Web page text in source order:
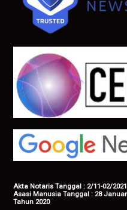
Akta Notaris Tanggal : 2/11-02/
Asasi Manusia Tanggal : 28
Tahun 2020